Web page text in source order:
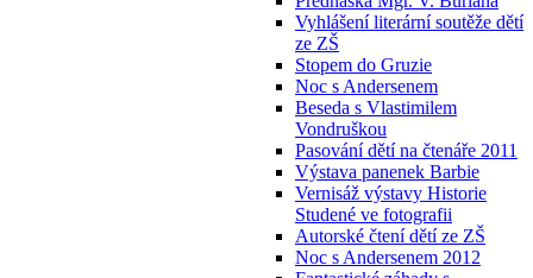
Vyhlášení literární soutěže dětí
ze ZŠ
Stopem do Gruzie
Noc s Andersenem
Beseda s Vlastimilem
Vondruškou
Pasování dětí na čtenáře 2011
Výstava panenek Barbie
Vernisáž výstavy Historie
Studené ve fotografii
Autorské čtení dětí ze ZŠ
Noc s Andersenem 2012